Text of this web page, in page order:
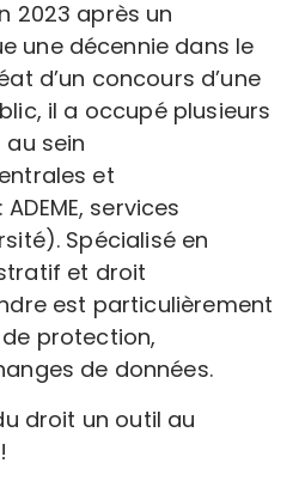
2023 après un
une décennie dans le
d’un concours d’une
il a occupé plusieurs
sein
et
services
Spécialisé en
et droit
est particulièrement
protection,
de données.
droit un outil au